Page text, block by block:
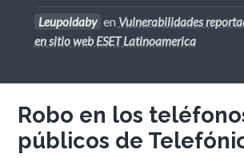
Leupoldaby en Vulnerabilidades
en sitio web ESET Latinoamerica
Robo en los
públicos de